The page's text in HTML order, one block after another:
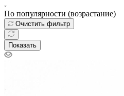
По популярности (возрастание)
Очистить фильтр
Показать